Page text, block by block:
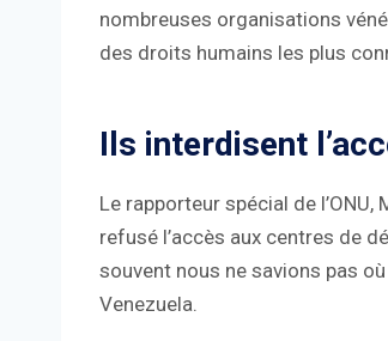
nombreuses organisations
des droits humains les plus
Ils interdisent
Le rapporteur spécial de
refusé l’accès aux centres de
souvent nous ne savions pas
Venezuela.